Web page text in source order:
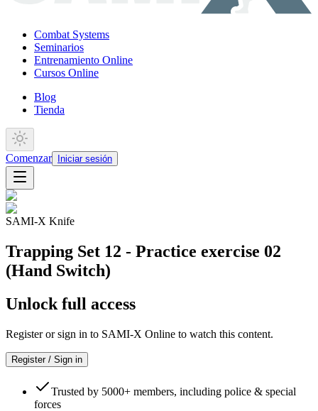
Combat Systems
Seminarios
Entrenamiento Online
Cursos Online
Blog
Tienda
Comenzar Iniciar sesión
SAMI-X Knife
Trapping Set 12 - Practice exercise 02
(Hand Switch)
Unlock full access
Register or sign in to SAMI-X Online to watch this content.
Register / Sign in
Trusted by 5000+ members, including police & special
forces